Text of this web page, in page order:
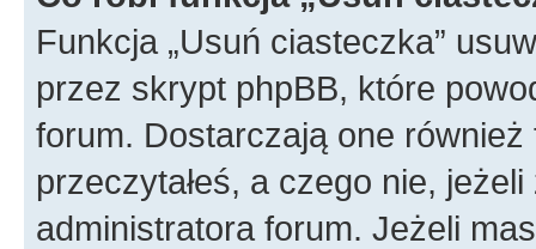
Funkcja „Usuń ciasteczka”
przez skrypt phpBB, które
forum. Dostarczają one
przeczytałeś, a czego nie,
administratora forum. Jeżeli